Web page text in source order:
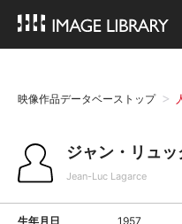
映像作品データベーストップ
ジャン・リュ
Jean-Luc Lagarce
生年月日 1957